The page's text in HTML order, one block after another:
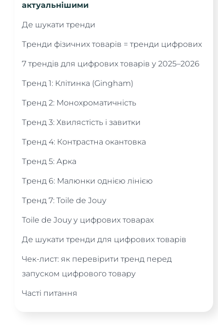
актуальнішими
Де шукати тренди
Тренди фізичних товарів = тренди цифрових
7 трендів для цифрових товарів у 2025–2026
Тренд 1: Клітинка (Gingham)
Тренд 2: Монохроматичність ‍
Тренд 3: Хвилястість і завитки
Тренд 4: Контрастна окантовка
Тренд 5: Арка
Тренд 6: Малюнки однією лінією
Тренд 7: Toile de Jouy
Toile de Jouy у цифрових товарах
Де шукати тренди для цифрових товарів
Чек-лист: як перевірити тренд перед
запуском цифрового товару
Часті питання